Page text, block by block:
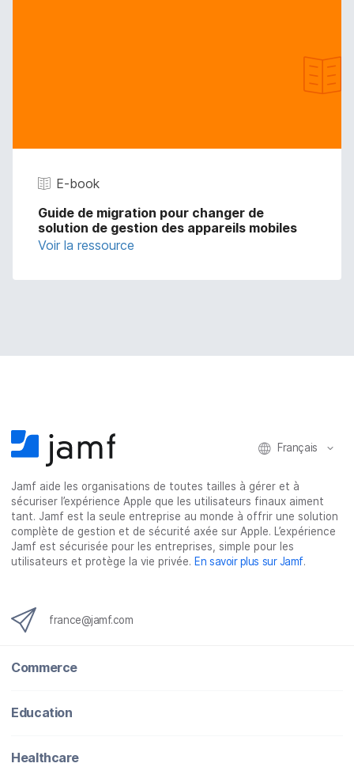
E-book
Guide de migration pour changer de
solution de gestion des appareils mobiles
Voir la ressource
Français
Jamf aide les organisations de toutes tailles à gérer et à
sécuriser l’expérience Apple que les utilisateurs finaux aiment
tant. Jamf est la seule entreprise au monde à offrir une solution
complète de gestion et de sécurité axée sur Apple. L’expérience
Jamf est sécurisée pour les entreprises, simple pour les
utilisateurs et protège la vie privée.En savoir plus sur Jamf.
france@jamf.com
Commerce
Education
Healthcare